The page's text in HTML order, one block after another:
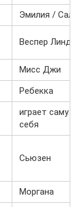
Эмилия / Салли
Веспер Линд
Мисс Джи
Ребекка
играет саму
себя
Сьюзен
Моргана